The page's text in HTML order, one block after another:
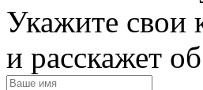
Укажите свои
и расскажет